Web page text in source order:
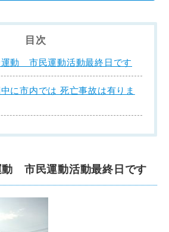
目次
運動 市民運動活動最終日です
に市内では 死亡事故は有りま
動 市民運動活動最終日です